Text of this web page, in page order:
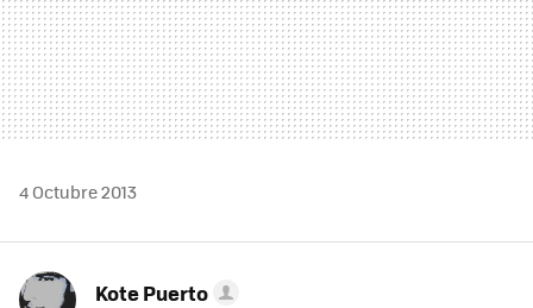
4 Octubre 2013
Kote Puerto